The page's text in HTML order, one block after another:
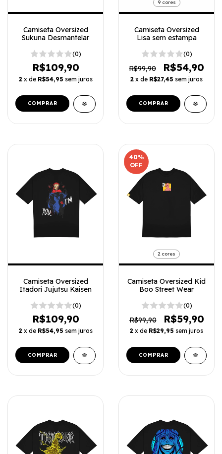
Camiseta Oversized
Sukuna Desmantelar
(0)
R$109,90
2 x de R$54,95 sem juros
COMPRAR
9 cores
Camiseta Oversized
Lisa sem estampa
(0)
R$99,90 R$54,90
2 x de R$27,45 sem juros
COMPRAR
Camiseta Oversized
Itadori Jujutsu Kaisen
(0)
R$109,90
2 x de R$54,95 sem juros
COMPRAR
40%
OFF
2 cores
Camiseta Oversized Kid
Boo Street Wear
(0)
R$99,90 R$59,90
2 x de R$29,95 sem juros
COMPRAR